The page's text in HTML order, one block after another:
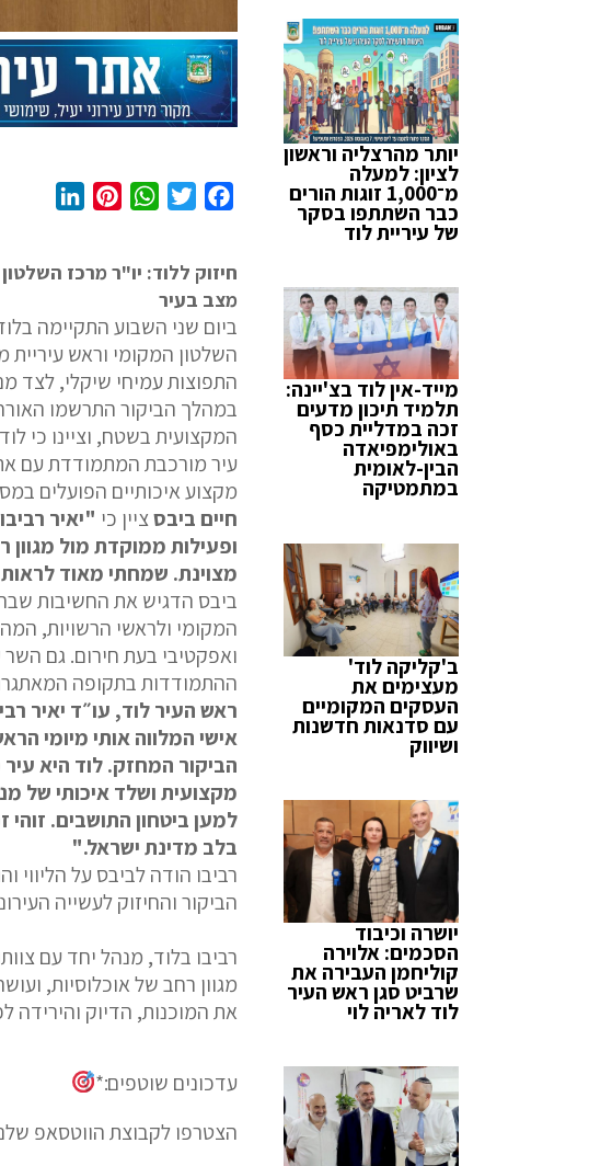
e
b
o
o
k
t
t
e
r
W
A
p
p
t
r
e
s
t
k
d
I
n
חיזוק ללוד: יו"ר מרכז
מצב בעיר
ביום שני השבוע התקיימה
השלטון המקומי וראש עיריית
התפוצות עמיחי שיקלי, לצד
במהלך הביקור התרשמו
המקצועית בשטח, וציינו כי
עיר מורכבת המתמודדת עם
מקצוע איכותיים הפועלים
חיים ביבסציין כי "יאיר
ופעילות ממוקדת מול
מצוינת. שמחתי מאוד
ביבס הדגיש את החשיבות
המקומי ולראשי הרשויות,
ואפקטיבי בעת חירום. גם השר
ההתמודדות בתקופה
ראש העיר לוד, עו״ד יאיר
אישי המלווה אותי מיומי
הביקור המחזק. לוד היא
מקצועית ושלד איכותי של
למען ביטחון התושבים.
בלב מדינת ישראל."
רביבו הודה לביבס על
הביקור והחיזוק לעשייה
רביבו בלוד, מנהל יחד עם
מגוון רחב של אוכלוסיות,
את המוכנות, הדיוק והירידה
עדכונים שוטפים:*
הצטרפו לקבוצת הווטסאפ
יותר מהרצליה וראשון
לציון: למעלה
מ־1,000 זוגות הורים
כבר השתתפו בסקר
של עיריית לוד
מייד-אין לוד בצ'יינה:
תלמיד תיכון מדעים
זכה במדליית כסף
באולימפיאדה
הבין-לאומית
במתמטיקה
ב'קליקה לוד'
מעצימים את
העסקים המקומיים
עם סדנאות חדשנות
ושיווק
יושרה וכיבוד
הסכמים: אלוירה
קוליחמן העבירה את
שרביט סגן ראש העיר
לוד לאריה לוי